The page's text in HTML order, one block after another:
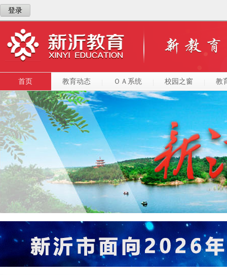
登录
首页 教育动态 ＯＡ系统 校园之窗 教